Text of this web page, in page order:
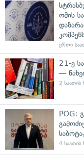
ომის
ერთი
21-ე
—
2 საათის
POG:
4 საათის